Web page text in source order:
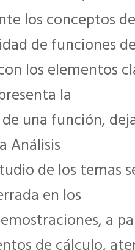
los conceptos
de funciones
los elementos
la
una función,
Análisis
de los temas
en los
a